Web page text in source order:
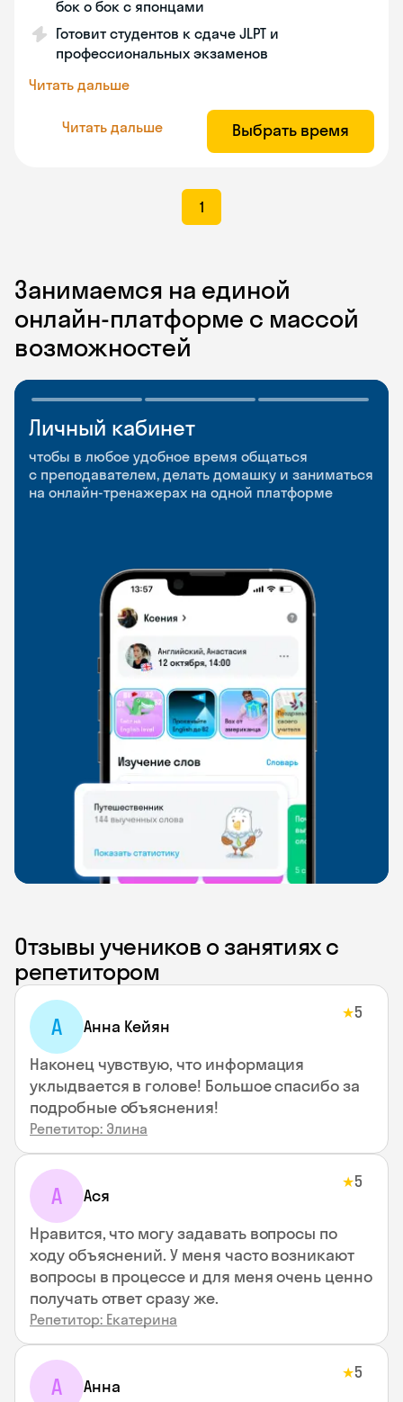
бок о бок с японцами
Готовит студентов к сдаче JLPT и
профессиональных экзаменов
Читать дальше
Читать дальше Выбрать время
1
Занимаемся на единой
онлайн-платформе с массой
возможностей
Личный кабинет
чтобы в любое удобное время общаться
с преподавателем, делать домашку и заниматься
на онлайн-тренажерах на одной платформе
Мобильное
приложение
чтобы заниматься и изучать новые слова где
и когда удобно
Разговорные клубы
и Talks
Групповые занятия для разговорной практики
и индивидуальные встречи с преподавателями
Отзывы учеников о занятиях с
репетитором
А Анна Кейян
★5
Наконец чувствую, что информация
уклыдвается в голове! Большое спасибо за
подробные объяснения!
Репетитор: Элина
А Ася
★5
Нравится, что могу задавать вопросы по
ходу объяснений. У меня часто возникают
вопросы в процессе и для меня очень ценно
получать ответ сразу же.
Репетитор: Екатерина
А Анна
★5